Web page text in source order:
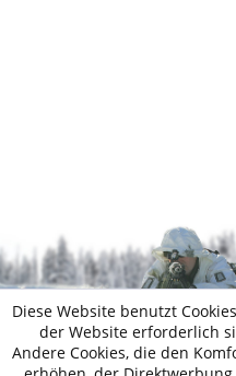
Diese Website benutzt
der Website erforderlich
Andere Cookies, die den